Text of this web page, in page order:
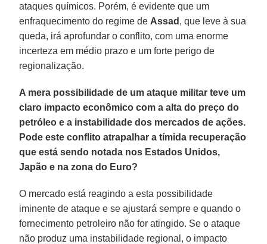
ataques químicos. Porém, é evidente que um
enfraquecimento do regime de Assad , que leve à sua
queda, irá aprofundar o conflito, com uma enorme
incerteza em médio prazo e um forte perigo de
regionalização.
A mera possibilidade de um ataque militar teve um
claro impacto econômico com a alta do preço do
petróleo e a instabilidade dos mercados de ações.
Pode este conflito atrapalhar a tímida recuperação
que está sendo notada nos Estados Unidos,
Japão e na zona do Euro?
O mercado está reagindo a esta possibilidade
iminente de ataque e se ajustará sempre e quando o
fornecimento petroleiro não for atingido. Se o ataque
não produz uma instabilidade regional, o impacto